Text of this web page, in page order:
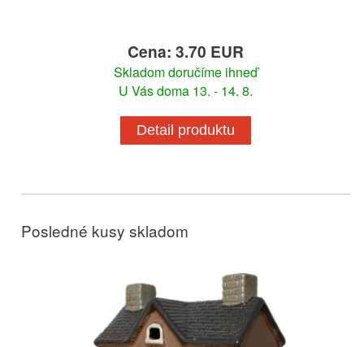
Cena: 3.70 EUR
Skladom doručíme ihneď
U Vás doma 13. - 14. 8.
Detail produktu
Posledné kusy skladom